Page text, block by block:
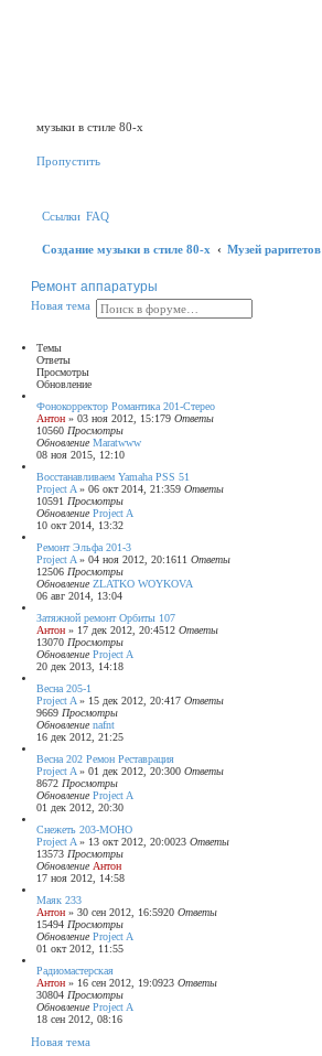
а
я
музыки в стиле 80-х
Пропустить
Ссылки FAQ
Создание музыки в стиле 80-х Музей раритетов
Ремонт аппаратуры
Н
Новая тема П
о
Р
а
н
ы
й
п
о
и
с
к
Темы
Ответы
Просмотры
Обновление
Фонокорректор Романтика 201-Стерео
Антон » 03 ноя 2012, 15:179 Ответы
10560 Просмотры
Обновление Maratwww
08 ноя 2015, 12:10
Восстанавливаем Yamaha PSS 51
Project A » 06 окт 2014, 21:359 Ответы
10591 Просмотры
Обновление Project A
10 окт 2014, 13:32
Ремонт Эльфа 201-3
Project A » 04 ноя 2012, 20:1611 Ответы
12506 Просмотры
Обновление ZLATKO WOYKOVA
06 авг 2014, 13:04
Затяжной ремонт Орбиты 107
Антон » 17 дек 2012, 20:4512 Ответы
13070 Просмотры
Обновление Project A
20 дек 2013, 14:18
Весна 205-1
Project A » 15 дек 2012, 20:417 Ответы
9669 Просмотры
Обновление nafnt
16 дек 2012, 21:25
Весна 202 Ремон Реставрация
Project A » 01 дек 2012, 20:300 Ответы
8672 Просмотры
Обновление Project A
01 дек 2012, 20:30
Снежеть 203-МОНО
Project A » 13 окт 2012, 20:0023 Ответы
13573 Просмотры
Обновление Антон
17 ноя 2012, 14:58
Маяк 233
Антон » 30 сен 2012, 16:5920 Ответы
15494 Просмотры
Обновление Project A
01 окт 2012, 11:55
Радиомастерская
Антон » 16 сен 2012, 19:0923 Ответы
30804 Просмотры
Обновление Project A
18 сен 2012, 08:16
Н
Новая тема